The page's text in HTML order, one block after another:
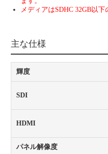
メディアはSDHC 32GB以下
主な仕様
輝度
SDI
HDMI
パネル解像度